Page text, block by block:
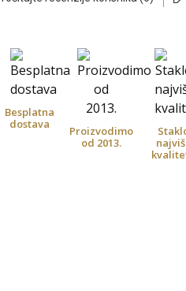
Besplatna
dostava
Proizvodimo
od 2013.